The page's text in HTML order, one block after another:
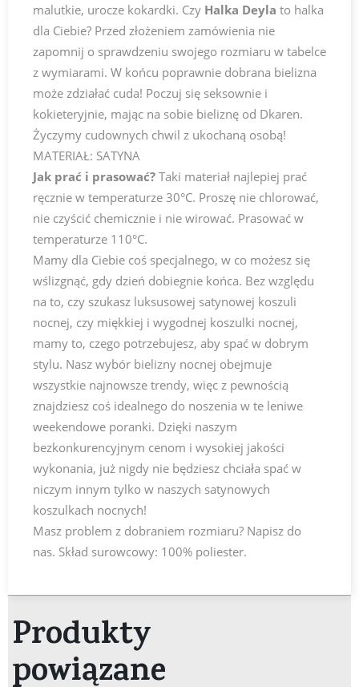
malutkie, urocze kokardki. Czy Halka Deyla to halka
dla Ciebie? Przed złożeniem zamówienia nie
zapomnij o sprawdzeniu swojego rozmiaru w tabelce
z wymiarami. W końcu poprawnie dobrana bielizna
może zdziałać cuda! Poczuj się seksownie i
kokieteryjnie, mając na sobie bieliznę od Dkaren.
Życzymy cudownych chwil z ukochaną osobą!
MATERIAŁ: SATYNA
Jak prać i prasować? Taki materiał najlepiej prać
ręcznie w temperaturze 30°C. Proszę nie chlorować,
nie czyścić chemicznie i nie wirować. Prasować w
temperaturze 110°C.
Mamy dla Ciebie coś specjalnego, w co możesz się
wślizgnąć, gdy dzień dobiegnie końca. Bez względu
na to, czy szukasz luksusowej satynowej koszuli
nocnej, czy miękkiej i wygodnej koszulki nocnej,
mamy to, czego potrzebujesz, aby spać w dobrym
stylu. Nasz wybór bielizny nocnej obejmuje
wszystkie najnowsze trendy, więc z pewnością
znajdziesz coś idealnego do noszenia w te leniwe
weekendowe poranki. Dzięki naszym
bezkonkurencyjnym cenom i wysokiej jakości
wykonania, już nigdy nie będziesz chciała spać w
niczym innym tylko w naszych satynowych
koszulkach nocnych!
Masz problem z dobraniem rozmiaru? Napisz do
nas. Skład surowcowy: 100% poliester.
Produkty
powiązane